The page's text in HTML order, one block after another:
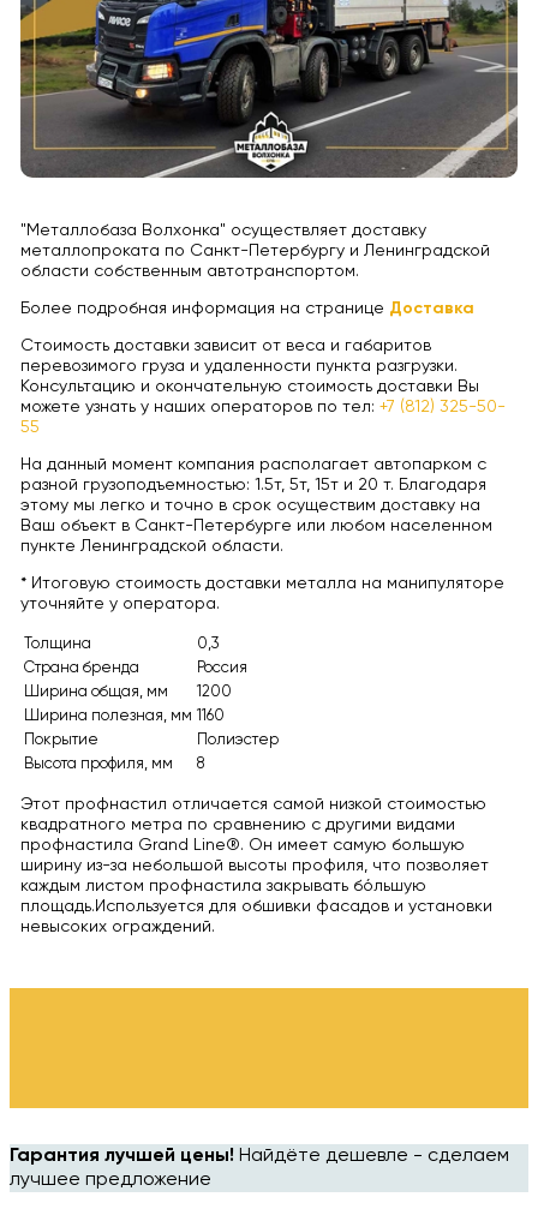
"Металлобаза Волхонка" осуществляет доставку
металлопроката по Санкт-Петербургу и Ленинградской
области собственным автотранспортом.
Более подробная информация на странице Доставка
Стоимость доставки зависит от веса и габаритов
перевозимого груза и удаленности пункта разгрузки.
Консультацию и окончательную стоимость доставки Вы
можете узнать у наших операторов по тел: +7 (812) 325-50-
55
На данный момент компания располагает автопарком с
разной грузоподъемностью: 1.5т, 5т, 15т и 20 т. Благодаря
этому мы легко и точно в срок осуществим доставку на
Ваш объект в Санкт-Петербурге или любом населенном
пункте Ленинградской области.
* Итоговую стоимость доставки металла на манипуляторе
уточняйте у оператора.
Толщина
0,3
Страна бренда
Россия
Ширина общая, мм
1200
Ширина полезная, мм 1160
Покрытие
Полиэстер
Высота профиля, мм
8
Этот профнастил отличается самой низкой стоимостью
квадратного метра по сравнению с другими видами
профнастила Grand Line®. Он имеет самую большую
ширину из-за небольшой высоты профиля, что позволяет
каждым листом профнастила закрывать бо́льшую
площадь.Используется для обшивки фасадов и установки
невысоких ограждений.
Гарантия лучшей цены! Найдёте дешевле - сделаем
лучшее предложение